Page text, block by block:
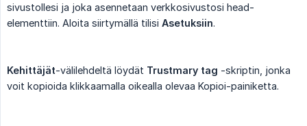
sivustollesi ja joka asennetaan verkkosivustosi head-
elementtiin. Aloita siirtymällä tilisi Asetuksiin.
Kehittäjät-välilehdeltä löydät Trustmary tag -skriptin, jonka
voit kopioida klikkaamalla oikealla olevaa Kopioi-painiketta.